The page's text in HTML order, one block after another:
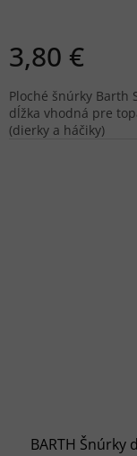
3,80 €
Ploché šnúrky Barth
dĺžka vhodná pre
(dierky a háčiky)
BARTH Šnúrky